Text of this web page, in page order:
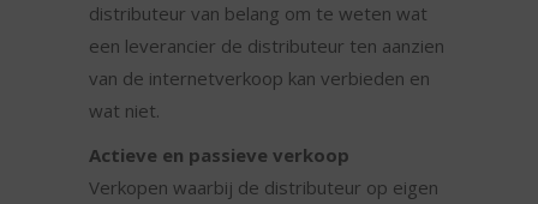
distributeur van belang om te weten wat
een leverancier de distributeur ten aanzien
van de internetverkoop kan verbieden en
wat niet.
Actieve en passieve verkoop
Verkopen waarbij de distributeur op eigen